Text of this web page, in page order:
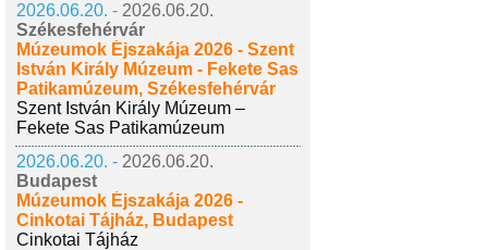
2026.06.20. - 2026.06.20.
Székesfehérvár
Múzeumok Éjszakája 2026 - Szent
István Király Múzeum - Fekete Sas
Patikamúzeum, Székesfehérvár
Szent István Király Múzeum –
Fekete Sas Patikamúzeum
2026.06.20. - 2026.06.20.
Budapest
Múzeumok Éjszakája 2026 -
Cinkotai Tájház, Budapest
Cinkotai Tájház